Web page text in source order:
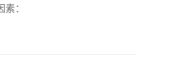
：